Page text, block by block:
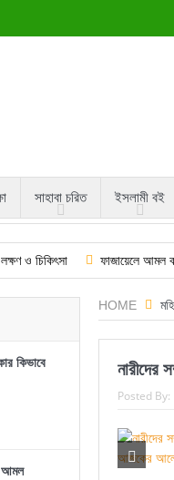
সাহাবা চরিত ইসলামী বই
ও চিকিৎসা ফাজায়েলে আমল
ও ব্যবহার করার কৌশল
কারা গোপনীয়তাকে সন্দেহের চোখে দেখে
HOME
নারীদের
Posted By:
কিভাবে
আমল